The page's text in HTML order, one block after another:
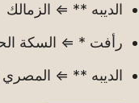
الديبه ** ⇐ الزمالك
رأفت * ⇐ السكة
الديبه ** ⇐ المصري